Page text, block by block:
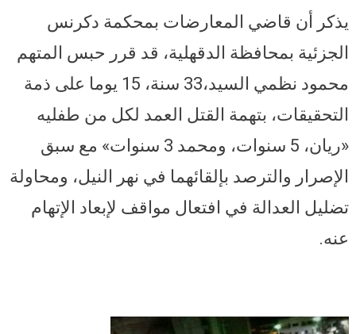
يذكر أن قاضي المعارضات بمحكمة دكرنس
الجزئية بمحافظة الدقهلية، قد قرر حبس المتهم
محمود نظمي السيد،33 سنة، 15 يوما على ذمة
التحقيقات، بتهمة القتل العمد لكل من طفليه
«ريان، 5 سنوات، ومحمد 3 سنوات» مع سبق
الإصرار والترصد بإلقائهما في نهر النيل، ومحاولة
تضليل العدالة في افتعال مواقف لإبعاد الإتهام
عنه.